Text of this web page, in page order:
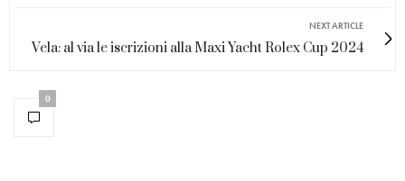
NEXT ARTICLE
Vela: al via le iscrizioni alla Maxi Yacht Rolex Cup 2024
0